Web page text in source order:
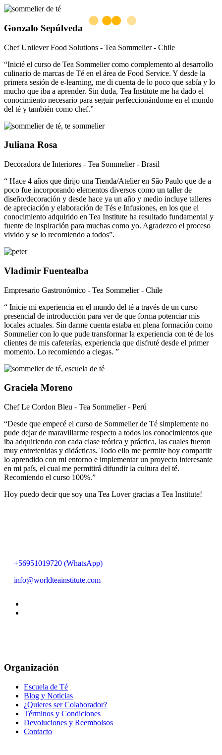
Gonzalo Sepúlveda
Chef Unilever Food Solutions - Tea Sommelier - Chile
“Inicié el curso de Tea Sommelier como complemento al desarrollo
culinario de marcas de Té en el área de Food Service. Y desde la
primera sesión de e-learning, me di cuenta de lo poco que sabía y lo
mucho que iba a aprender. Sin duda, Tea Institute me ha dado el
conocimiento necesario para seguir perfeccionándome en el mundo
del té y también como chef.”
Juliana Rosa
Decoradora de Interiores - Tea Sommelier - Brasil
“ Hace 4 años que dirijo una Tienda/Atelier en São Paulo que de a
poco fue incorporando elementos diversos como un taller de
diseño/decoración y desde hace ya un año y medio incluye talleres
de apreciación y elaboración de Tés e Infusiones, en los que el
conocimiento adquirido en Tea Institute ha resultado fundamental y
fuente de inspiración para muchas como yo. Agradezco el proceso
vivido y se lo recomiendo a todos”.
Vladimir Fuentealba
Empresario Gastronómico - Tea Sommelier - Chile
“ Inicie mi experiencia en el mundo del té a través de un curso
presencial de introducción para ver de que forma potenciar mis
locales actuales. Sin darme cuenta estaba en plena formación como
Sommelier con lo que pude transformar la experiencia con té de los
clientes de mis cafeterías, experiencia que disfruté desde el primer
momento. Lo recomiendo a ciegas. ”
Graciela Moreno
Chef Le Cordon Bleu - Tea Sommelier - Perú
“Desde que empecé el curso de Sommelier de Té simplemente no
pude dejar de maravillarme respecto a todos los conocimientos que
iba adquiriendo con cada clase teórica y práctica, las cuales fueron
muy entretenidas y didácticas. Todo ello me permite hoy compartir
lo aprendido con mi entorno e implementar un proyecto interesante
en mi país, el cual me permitirá difundir la cultura del té.
Recomiendo el curso 100%.”
Hoy puedo decir que soy una Tea Lover gracias a Tea Institute!
+56951019720 (WhatsApp)
info@worldteainstitute.com
Organización
Escuela de Té
Blog y Noticias
¿Quieres ser Colaborador?
Términos y Condiciones
Devoluciones y Reembolsos
Contacto